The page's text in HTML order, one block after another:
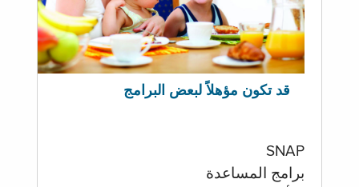
قد تكون مؤهلاً لبعض البرامج
SNAP
برامج المساعدة